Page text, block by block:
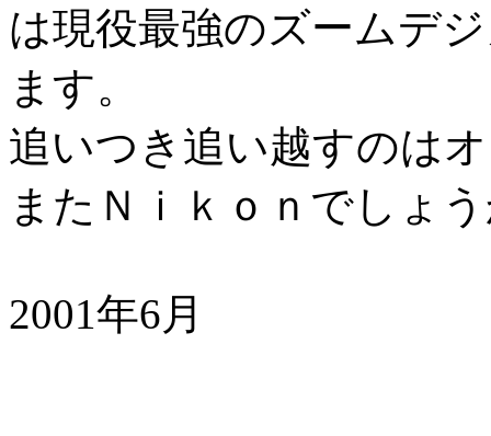
は現役最強のズームデ
ます。
追いつき追い越すのは
またＮｉｋｏｎでしょ
2001年6月